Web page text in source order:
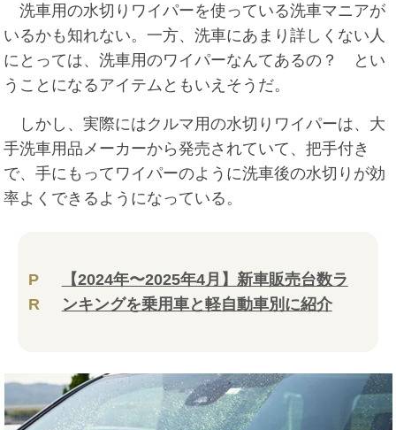
洗車用の水切りワイパーを使っている洗車マニアが
いるかも知れない。一方、洗車にあまり詳しくない人
にとっては、洗車用のワイパーなんてあるの？ とい
うことになるアイテムともいえそうだ。
しかし、実際にはクルマ用の水切りワイパーは、大
手洗車用品メーカーから発売されていて、把手付き
で、手にもってワイパーのように洗車後の水切りが効
率よくできるようになっている。
P
R
【2024年〜2025年4月】新車販売台数ラ
ンキングを乗用車と軽自動車別に紹介